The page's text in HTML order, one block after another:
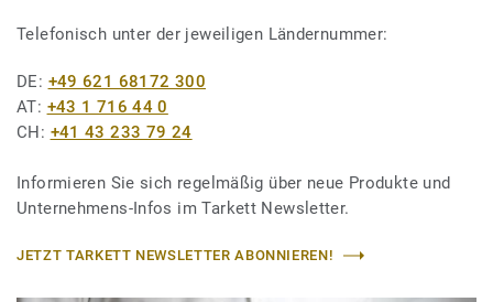
Telefonisch unter der jeweiligen Ländernummer:
DE: +49 621 68172 300
AT: +43 1 716 44 0
CH: +41 43 233 79 24
Informieren Sie sich regelmäßig über neue Produkte und
Unternehmens-Infos im Tarkett Newsletter.
JETZT TARKETT NEWSLETTER ABONNIEREN!